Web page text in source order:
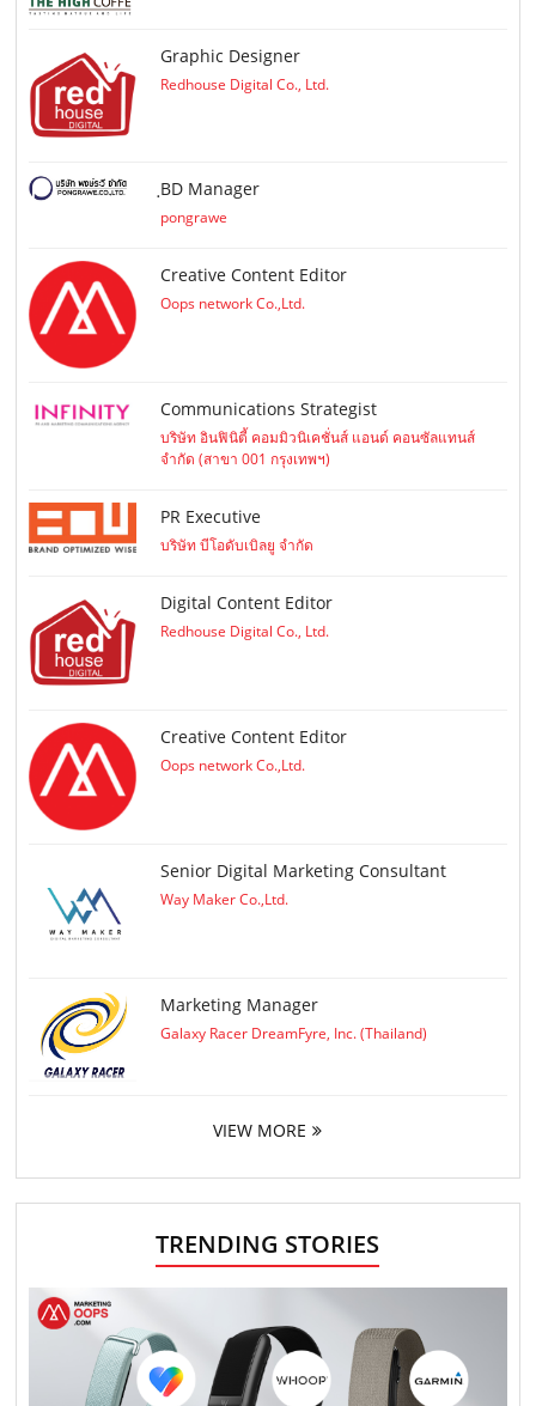
Graphic Designer
Redhouse Digital Co., Ltd.
ฺBD Manager
pongrawe
Creative Content Editor
Oops network Co.,Ltd.
Communications Strategist
บริษัท อินฟินิตี้ คอมมิวนิเคชั่นส์ แอนด์ คอนซัลแทนส์
จำกัด (สาขา 001 กรุงเทพฯ)
PR Executive
บริษัท บีโอดับเบิลยู จำกัด
Digital Content Editor
Redhouse Digital Co., Ltd.
Creative Content Editor
Oops network Co.,Ltd.
Senior Digital Marketing Consultant
Way Maker Co.,Ltd.
Marketing Manager
Galaxy Racer DreamFyre, Inc. (Thailand)
VIEW MORE
TRENDING STORIES